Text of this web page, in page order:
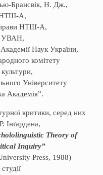
Брансвік, Н. Дж.,
НТШ-А,
НТШ-А,
УВАН,
Наук України,
комітету
Університету
Академія”.
критики, серед них
Інґардена,
Theory of
Inquiry”
Press, 1988)